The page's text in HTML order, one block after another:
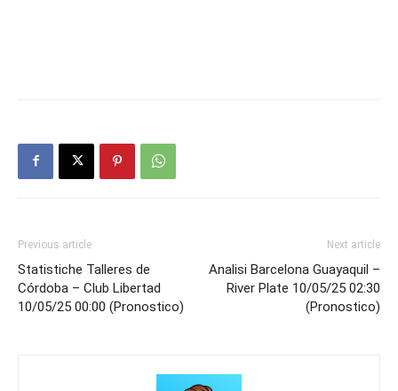
Previous article
Statistiche Talleres de
Córdoba – Club Libertad
10/05/25 00:00 (Pronostico)
Next article
Analisi Barcelona Guayaquil –
River Plate 10/05/25 02:30
(Pronostico)